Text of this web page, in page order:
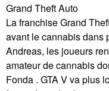
Grand Theft Auto
La franchise Grand
avant le cannabis dans
Andreas, les joueurs
amateur de cannabis
Fonda . GTA V va plus